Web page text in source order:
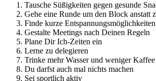
Tausche Süßigkeiten gegen gesunde
Gehe eine Runde um den Block anstatt
Finde kurze Entspannungsmöglichkeiten
Gestalte Meetings nach Deinen Regeln
Plane Dir Ich-Zeiten ein
Lerne zu delegieren
Trinke mehr Wasser und weniger Kaffee
Du darfst auch mal nichts machen
Sei sportlich aktiv